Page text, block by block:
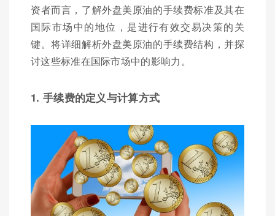
资者而言，了解外盘美原油的手续费标准及其在
国际市场中的地位，是进行有效交易决策的关
键。将详细解析外盘美原油的手续费结构，并探
讨这些标准在国际市场中的影响力。
1. 手续费的定义与计算方式